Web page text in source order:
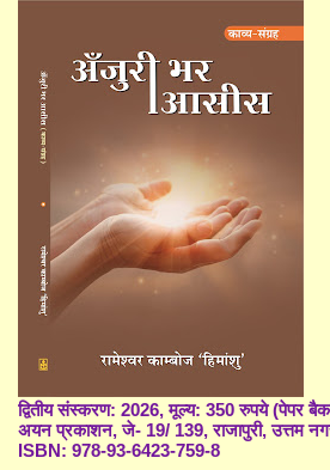
द्वितीय संस्करण: 2026, मूल्य: 350 रुपये (पेपर
अयन प्रकाशन, जे- 19/ 139, राजापुरी, उत्तम
ISBN: 978-93-6423-759-8